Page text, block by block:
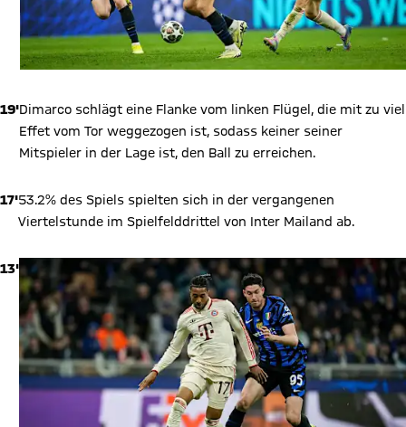
19'Dimarco schlägt eine Flanke vom linken Flügel, die mit zu viel
Effet vom Tor weggezogen ist, sodass keiner seiner
Mitspieler in der Lage ist, den Ball zu erreichen.
17'53.2% des Spiels spielten sich in der vergangenen
Viertelstunde im Spielfelddrittel von Inter Mailand ab.
13'